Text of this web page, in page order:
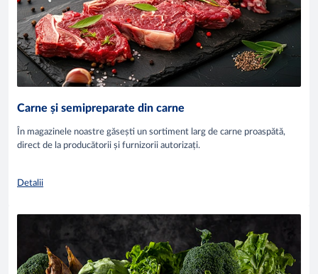
Carne și semipreparate din carne
În magazinele noastre găsești un sortiment larg de carne proaspătă,
direct de la producătorii și furnizorii autorizați.
Detalii